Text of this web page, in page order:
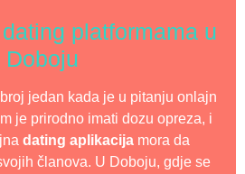
dating platformama u
Doboju
jedan kada je u pitanju onlajn
je prirodno imati dozu opreza, i
dating aplikacijamora da
članova. U Doboju, gdje se